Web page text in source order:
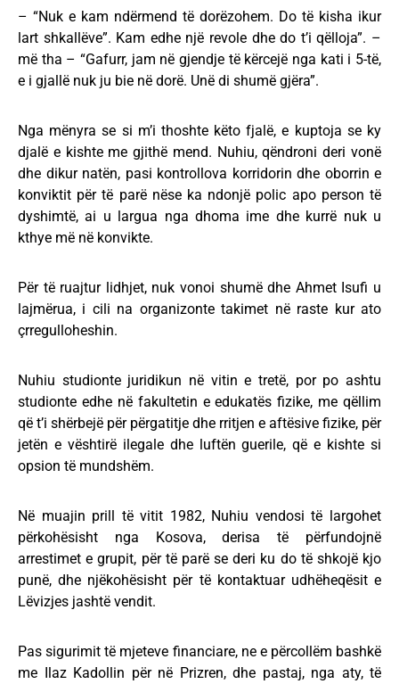
– “Nuk e kam ndërmend të dorëzohem. Do të kisha ikur
lart shkallëve”. Kam edhe një revole dhe do t’i qëlloja”. –
më tha – “Gafurr, jam në gjendje të kërcejë nga kati i 5-të,
e i gjallë nuk ju bie në dorë. Unë di shumë gjëra”.
Nga mënyra se si m’i thoshte këto fjalë, e kuptoja se ky
djalë e kishte me gjithë mend. Nuhiu, qëndroni deri vonë
dhe dikur natën, pasi kontrollova korridorin dhe oborrin e
konviktit për të parë nëse ka ndonjë polic apo person të
dyshimtë, ai u largua nga dhoma ime dhe kurrë nuk u
kthye më në konvikte.
Për të ruajtur lidhjet, nuk vonoi shumë dhe Ahmet Isufi u
lajmërua, i cili na organizonte takimet në raste kur ato
çrregulloheshin.
Nuhiu studionte juridikun në vitin e tretë, por po ashtu
studionte edhe në fakultetin e edukatës fizike, me qëllim
që t’i shërbejë për përgatitje dhe rritjen e aftësive fizike, për
jetën e vështirë ilegale dhe luftën guerile, që e kishte si
opsion të mundshëm.
Në muajin prill të vitit 1982, Nuhiu vendosi të largohet
përkohësisht nga Kosova, derisa të përfundojnë
arrestimet e grupit, për të parë se deri ku do të shkojë kjo
punë, dhe njëkohësisht për të kontaktuar udhëheqësit e
Lëvizjes jashtë vendit.
Pas sigurimit të mjeteve financiare, ne e përcollëm bashkë
me Ilaz Kadollin për në Prizren, dhe pastaj, nga aty, të